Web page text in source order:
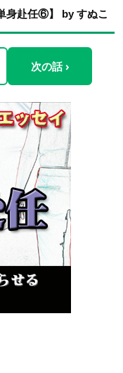
身赴任⑥】 by すぬこ
次の話 ›